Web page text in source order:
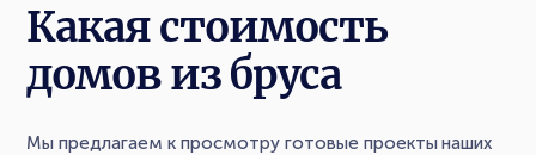
Какая стоимость
домов из бруса
Мы предлагаем к просмотру готовые проекты наших